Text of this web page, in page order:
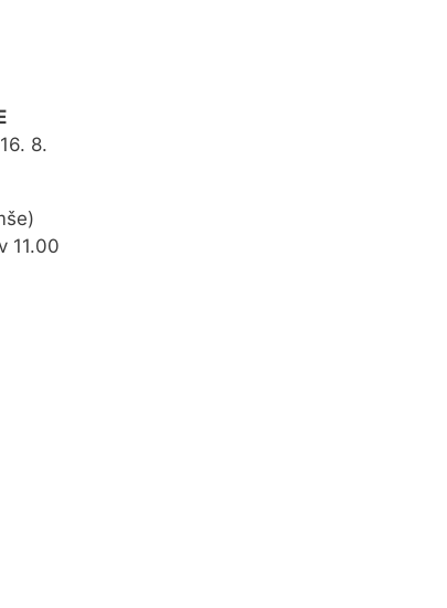
8.
11.00